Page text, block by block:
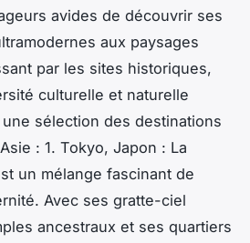
avides de découvrir ses
aux paysages
par les sites historiques,
culturelle et naturelle
sélection des destinations
: 1. Tokyo, Japon : La
un mélange fascinant de
Avec ses gratte-ciel
ancestraux et ses quartiers